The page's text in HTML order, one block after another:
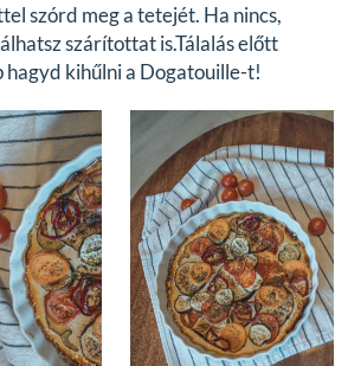
szórd meg a tetejét. Ha nincs,
szárítottat is.Tálalás előtt
hagyd kihűlni a Dogatouille-t!